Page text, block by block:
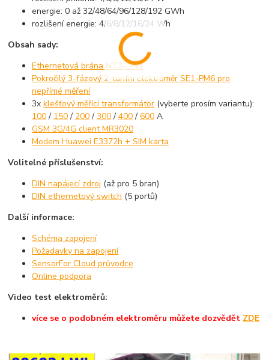
energie: 0 až 32/48/64/96/128/192 GWh
rozlišení energie: 4/6/8/12/16/24 Wh
Obsah sady:
Ethernetová brána NT3-DN4
Pokročilý 3-fázový 2-tarifní elektroměr SE1-PM6 pro
nepřímé měření
3xklešťový měřící transformátor (vyberte prosím variantu):
100 / 150 / 200 /300 /400 /600 A
GSM 3G/4G client MR3020
Modem Huawei E3372h + SIM karta
Volitelné příslušenství:
DIN napájecí zdroj (až pro 5 bran)
DIN ethernetový switch (5 portů)
Další informace:
Schéma zapojení
Požadavky na zapojení
SensorFor Cloud průvodce
Online podpora
Video test elektroměrů:
více se o podobném elektroměru můžete dozvědět ZDE